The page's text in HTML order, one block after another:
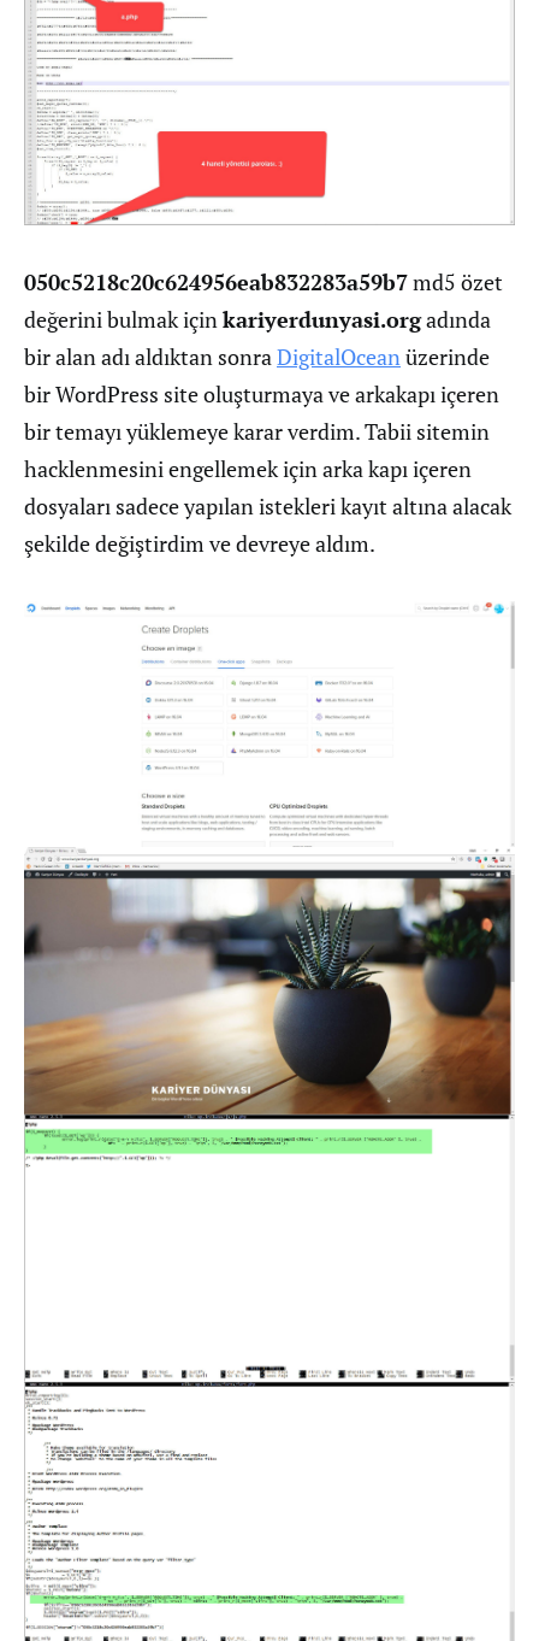
050c5218c20c624956eab832283a59b7md5 özet
değerini bulmak içinkariyerdunyasi.orgadında
bir alan adı aldıktan sonraDigitalOceanüzerinde
bir WordPress site oluşturmaya ve arkakapı içeren
bir temayı yüklemeye karar verdim. Tabii sitemin
hacklenmesini engellemek için arka kapı içeren
dosyaları sadece yapılan istekleri kayıt altına alacak
şekilde değiştirdim ve devreye aldım.